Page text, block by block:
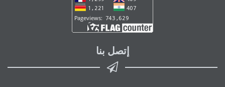
إتصل بنا